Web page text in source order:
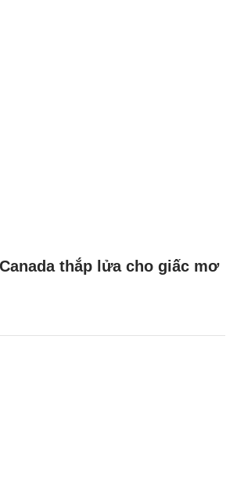
thắp lửa cho giấc mơ